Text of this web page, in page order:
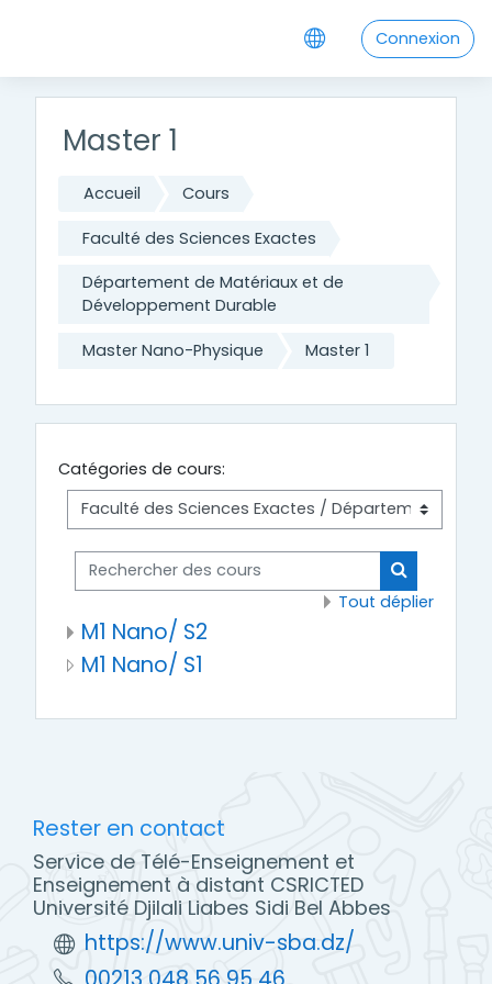
Connexion
Master 1
Accueil Cours
Faculté des Sciences Exactes
Département de Matériaux et de
Développement Durable
Master Nano-Physique Master 1
Catégories de cours:
Rechercher des cours
Tout déplier
M1 Nano/ S2
M1 Nano/ S1
Rester en contact
Service de Télé-Enseignement et
Enseignement à distant CSRICTED
Université Djilali Liabes Sidi Bel Abbes
https://www.univ-sba.dz/